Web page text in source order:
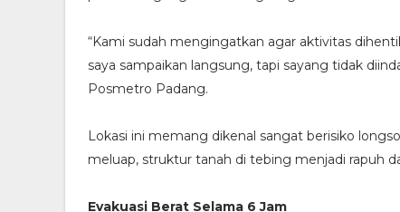
“Kami sudah mengingatkan agar aktivitas
saya sampaikan langsung, tapi sayang tidak
Posmetro Padang.
Lokasi ini memang dikenal sangat berisiko
meluap, struktur tanah di tebing menjadi rapuh
Evakuasi Berat Selama 6 Jam